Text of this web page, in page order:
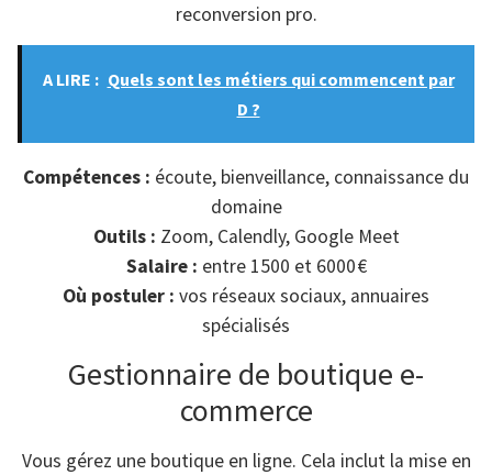
reconversion pro.
A LIRE : Quels sont les métiers qui commencent par
D ?
Compétences : écoute, bienveillance, connaissance du
domaine
Outils : Zoom, Calendly, Google Meet
Salaire : entre 1500 et 6000 €
Où postuler : vos réseaux sociaux, annuaires
spécialisés
Gestionnaire de boutique e-
commerce
Vous gérez une boutique en ligne. Cela inclut la mise en